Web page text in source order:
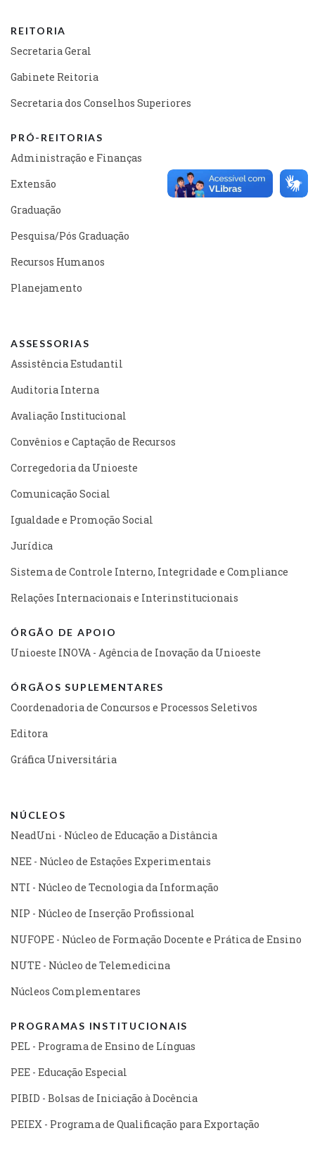
REITORIA
Secretaria Geral
Gabinete Reitoria
Secretaria dos Conselhos Superiores
PRÓ-REITORIAS
Administração e Finanças
Extensão
Graduação
Pesquisa/Pós Graduação
Recursos Humanos
Planejamento
ASSESSORIAS
Assistência Estudantil
Auditoria Interna
Avaliação Institucional
Convênios e Captação de Recursos
Corregedoria da Unioeste
Comunicação Social
Igualdade e Promoção Social
Jurídica
Sistema de Controle Interno, Integridade e Compliance
Relações Internacionais e Interinstitucionais
ÓRGÃO DE APOIO
Unioeste INOVA - Agência de Inovação da Unioeste
ÓRGÃOS SUPLEMENTARES
Coordenadoria de Concursos e Processos Seletivos
Editora
Gráfica Universitária
NÚCLEOS
NeadUni - Núcleo de Educação a Distância
NEE - Núcleo de Estações Experimentais
NTI - Núcleo de Tecnologia da Informação
NIP - Núcleo de Inserção Profissional
NUFOPE - Núcleo de Formação Docente e Prática de Ensino
NUTE - Núcleo de Telemedicina
Núcleos Complementares
PROGRAMAS INSTITUCIONAIS
PEL - Programa de Ensino de Línguas
PEE - Educação Especial
PIBID - Bolsas de Iniciação à Docência
PEIEX - Programa de Qualificação para Exportação